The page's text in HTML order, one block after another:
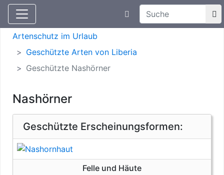
Aktuelle Meldungen
Suchtexteingabe
Artenschutz
Artenschutz im Urlaub
Geschützte Arten von Liberia
Geschützte Nashörner
Nashörner
Geschützte Erscheinungsformen:
Felle und Häute